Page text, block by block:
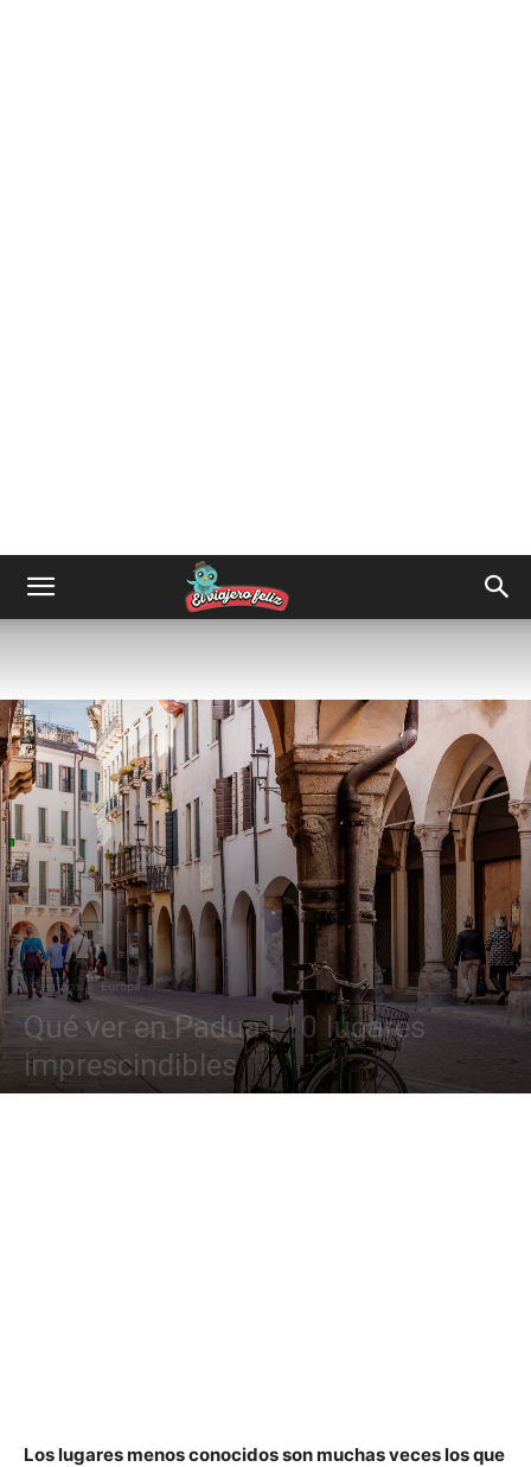
Destinos Europa
Qué ver en Padua | 10 lugares
imprescindibles
Los lugares menos conocidos son muchas veces los que